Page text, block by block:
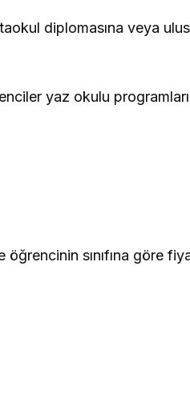
diplomasına veya
yaz okulu
sınıfına göre